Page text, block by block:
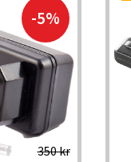
-5%
350 kr